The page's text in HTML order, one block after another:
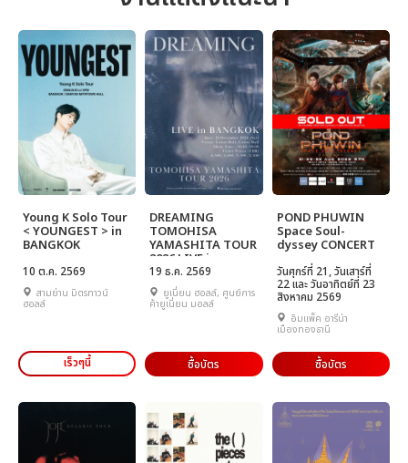
Young K Solo Tour
< YOUNGEST > in
BANGKOK
10 ต.ค. 2569
สามย่าน มิตรทาวน์
ฮอลล์
เร็วๆนี้
DREAMING
TOMOHISA
YAMASHITA TOUR
2026 LIVE in
BANGKOK
19 ธ.ค. 2569
ยูเนี่ยน ฮอลล์, ศูนย์การ
ค้ายูเนี่ยน มอลล์
ซื้อบัตร
POND PHUWIN
Space Soul-
dyssey CONCERT
วันศุกร์ที่ 21, วันเสาร์ที่
22 และ วันอาทิตย์ที่ 23
สิงหาคม 2569
อิมแพ็ค อารีน่า
เมืองทองธานี
ซื้อบัตร